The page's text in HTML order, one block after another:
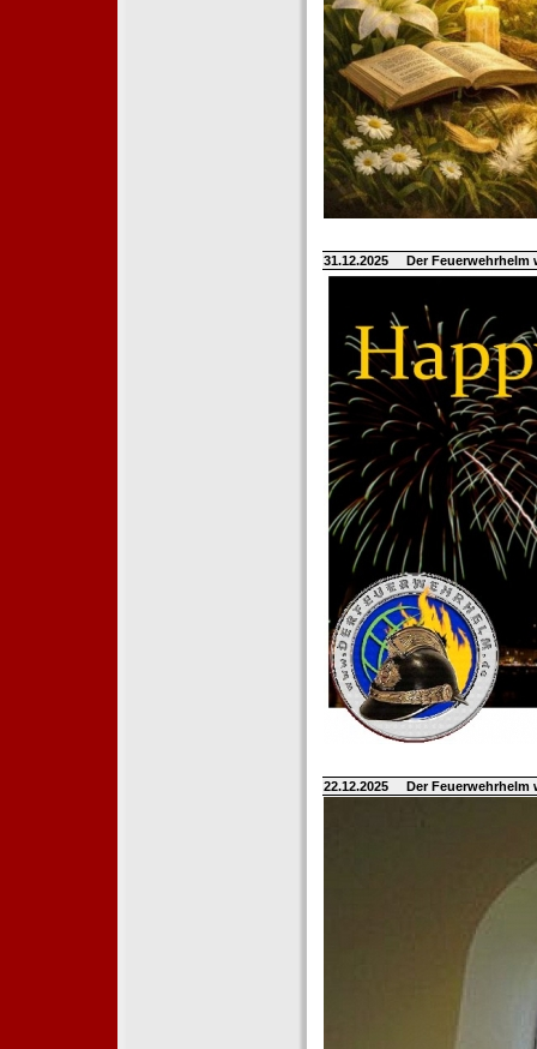
31.12.2025 Der
22.12.2025 Der